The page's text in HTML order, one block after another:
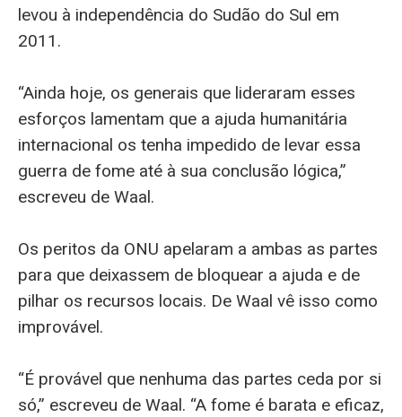
levou à independência do Sudão do Sul em
2011.
“Ainda hoje, os generais que lideraram esses
esforços lamentam que a ajuda humanitária
internacional os tenha impedido de levar essa
guerra de fome até à sua conclusão lógica,”
escreveu de Waal.
Os peritos da ONU apelaram a ambas as partes
para que deixassem de bloquear a ajuda e de
pilhar os recursos locais. De Waal vê isso como
improvável.
“É provável que nenhuma das partes ceda por si
só,” escreveu de Waal. “A fome é barata e eficaz,